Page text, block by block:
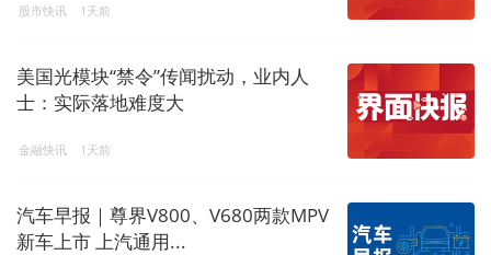
股市快讯 1天前
美国光模块“禁令”传闻扰动，业内人
士：实际落地难度大
金融快讯 1天前
汽车早报｜尊界V800、V680两款MPV
新车上市 上汽通用...